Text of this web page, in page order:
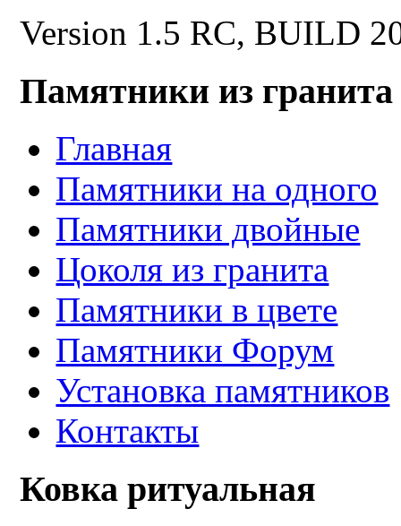
Version 1.5 RC, BUILD
Памятники из гранита
Главная
Памятники на одного
Памятники двойные
Цоколя из гранита
Памятники в цвете
Памятники Форум
Установка памятников
Контакты
Ковка ритуальная